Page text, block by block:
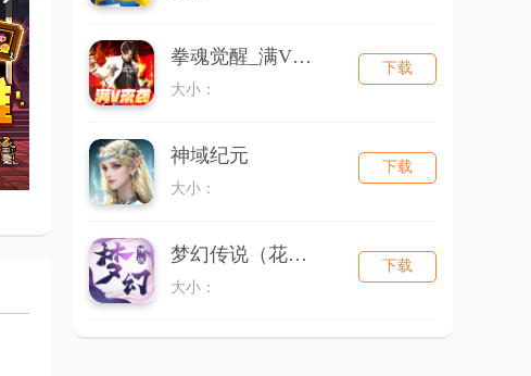
拳魂觉醒_满V送白草
大小：
下载
神域纪元
大小：
下载
梦幻传说（花千骨）
大小：
下载